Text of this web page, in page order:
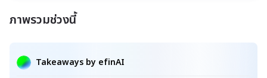
ภาพรวมช่วงนี้
Takeaways by efinAI
xxxxx xxxxxxxxxxxxxxxxxxxxxxxxxxxxxx
xxxxxxxxxxxxxxxxxx xxxxxxxxxxxxxxx xxxxx